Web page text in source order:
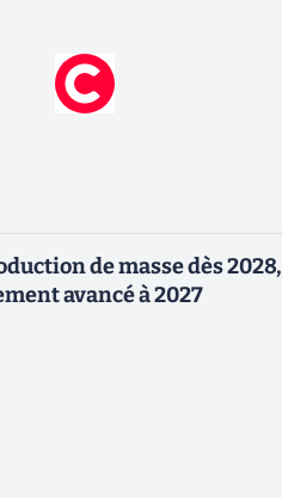
de masse dès 2028,
avancé à 2027